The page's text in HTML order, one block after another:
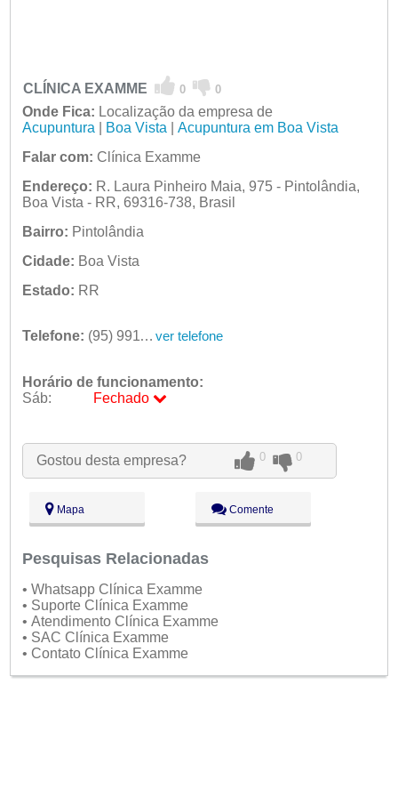
CLÍNICA EXAMME 0 0
Onde Fica: Localização da empresa de
Acupuntura
Boa Vista
Acupuntura em Boa Vista
Falar com: Clínica Examme
Endereço: R. Laura Pinheiro Maia, 975 - Pintolândia,
Boa Vista - RR, 69316-738, Brasil
Bairro: Pintolândia
Cidade: Boa Vista
Estado: RR
Telefone: (95) 99114-4648 ver telefone
Horário de funcionamento:
Sáb:
Fechado
Ter:
09:00 - 18:00
Qua:
09:00 - 18:00
Sex:
Sáb:
Fechado
Dom:
Fechado
Gostou desta empresa? 0 0
Mapa Comente
Pesquisas Relacionadas
• Whatsapp Clínica Examme
• Suporte Clínica Examme
• Atendimento Clínica Examme
• SAC Clínica Examme
• Contato Clínica Examme